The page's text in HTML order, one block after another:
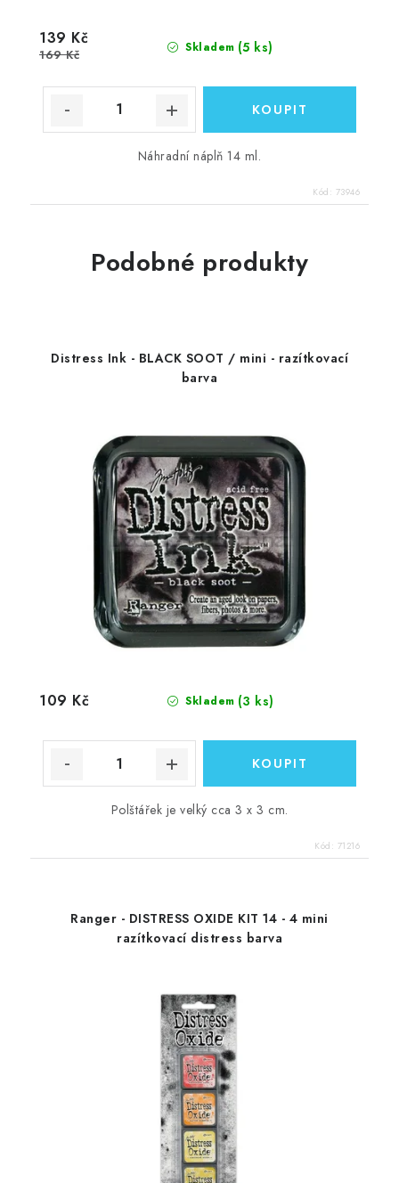
Skladem (5 ks)
139 Kč
169 Kč
Náhradní náplň 14 ml.
Kód: 73946
Podobné produkty
Distress Ink - BLACK SOOT / mini - razítkovací
barva
Skladem (3 ks)
109 Kč
Polštářek je velký cca 3 x 3 cm.
Kód: 71216
Ranger - DISTRESS OXIDE KIT 14 - 4 mini
razítkovací distress barva